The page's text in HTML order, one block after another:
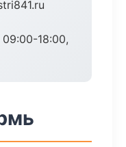
18:00,